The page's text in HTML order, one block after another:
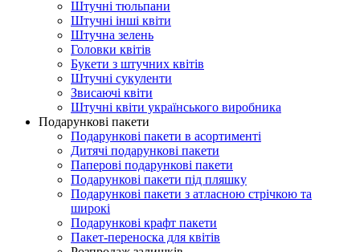
Штучні тюльпани
Штучні інші квіти
Штучна зелень
Головки квітів
Букети з штучних квітів
Штучні сукуленти
Звисаючі квіти
Штучні квіти українського виробника
Подарункові пакети
Подарункові пакети в асортименті
Дитячі подарункові пакети
Паперові подарункові пакети
Подарункові пакети під пляшку
Подарункові пакети з атласною стрічкою та
широкі
Подарункові крафт пакети
Пакет-переноска для квітів